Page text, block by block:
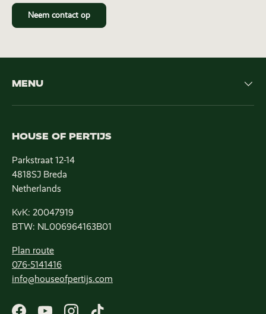
Neem contact op
MENU
HOUSE OF PERTIJS
Parkstraat 12-14
4818SJ Breda
Netherlands
KvK: 20047919
BTW: NL006964163B01
Plan route
076-5141416
info@houseofpertijs.com